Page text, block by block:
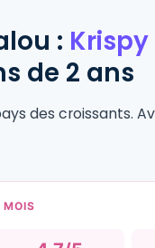
:
de 2 ans
des croissants.
MOIS